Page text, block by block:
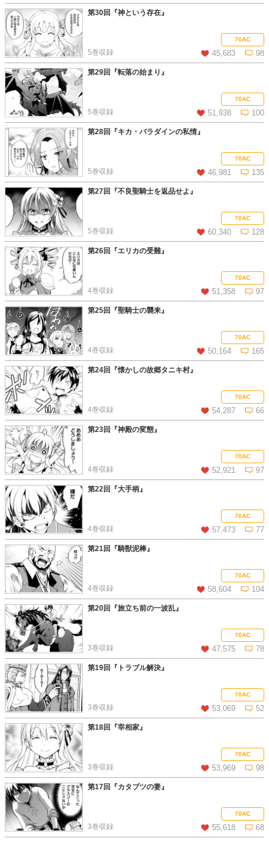
この話を読む コメントを見る
第30回『神という存在』
70AC
45,683 98
5巻収録
この話を読む コメントを見る
第29回『転落の始まり』
70AC
51,938 100
5巻収録
この話を読む コメントを見る
第28回『キカ・バラダインの私情』
70AC
46,981 135
5巻収録
この話を読む コメントを見る
第27回『不良聖騎士を返品せよ』
70AC
60,340 128
5巻収録
この話を読む コメントを見る
第26回『エリカの受難』
70AC
51,358 97
4巻収録
この話を読む コメントを見る
第25回『聖騎士の襲来』
70AC
50,164 165
4巻収録
この話を読む コメントを見る
第24回『懐かしの故郷タニキ村』
70AC
54,287 66
4巻収録
この話を読む コメントを見る
第23回『神殿の変態』
70AC
52,921 97
4巻収録
この話を読む コメントを見る
第22回『大手柄』
70AC
57,473 77
4巻収録
この話を読む コメントを見る
第21回『騎獣泥棒』
70AC
58,604 104
4巻収録
この話を読む コメントを見る
第20回『旅立ち前の一波乱』
70AC
47,575 78
3巻収録
この話を読む コメントを見る
第19回『トラブル解決』
70AC
53,069 52
3巻収録
この話を読む コメントを見る
第18回『宰相家』
70AC
53,969 98
3巻収録
この話を読む コメントを見る
第17回『カタブツの妻』
70AC
55,618 68
3巻収録